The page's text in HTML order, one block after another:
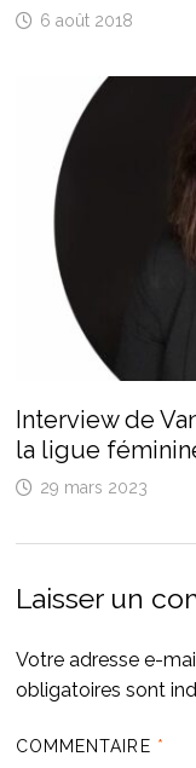
6 août 2018
Interview de
la ligue
29 mars 2023
Laisser un
Votre adresse e-
obligatoires sont
COMMENTAIRE *